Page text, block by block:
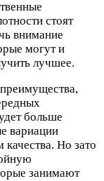
стоят
внимание
могут и
лучшее.
больше
вариации
Но зато
занимают